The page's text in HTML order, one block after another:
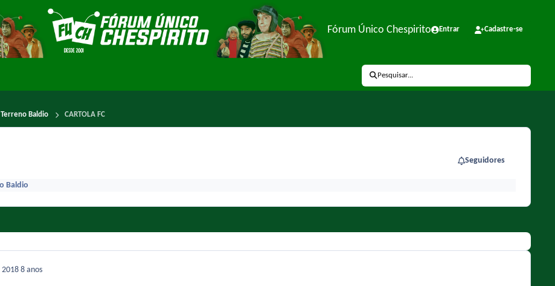
Fórum Único Chespirito Entrar Cadastre-se
Pesquisar...
Terreno Baldio CARTOLA FC
Seguidores
Baldio
20188 anos